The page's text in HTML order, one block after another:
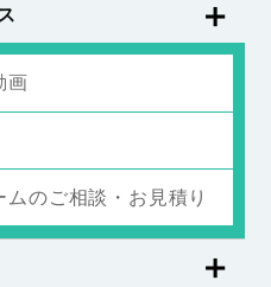
画
のご相談・お見積り